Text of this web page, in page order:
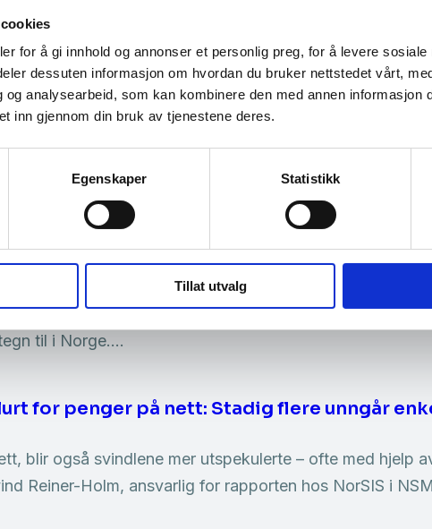
for å gi innhold og annonser et personlig preg, for å levere
dessuten informasjon om hvordan du bruker nettstedet vårt,
og analysearbeid, som kan kombinere den med annen informasjon
inn gjennom din bruk av tjenestene deres.
Egenskaper Statistikk
Tillat utvalg
bedragerier, økt bruk av
viktigere enn noensinne. Nå er påmeldingen åpen for
holdes i…
, for hun vet ikke om det gjør henne ekstra utsatt for
Norge rammes av avanserte målrettede
fremst brukes for å skape forstyrrelser og avlede
intelligensInternasjonalt blir angriperne stadig
til i Norge….
for penger på nett: Stadig flere unngår
blir også svindlene mer utspekulerte – ofte med hjelp
Reiner-Holm, ansvarlig for rapporten hos NorSIS i